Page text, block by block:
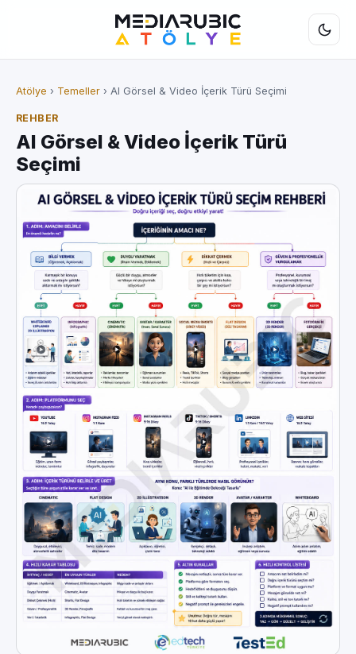
Atölye › Temeller › AI Görsel & Video İçerik Türü Seçimi
REHBER
AI Görsel & Video İçerik Türü
Seçimi